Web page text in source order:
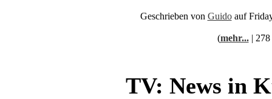
Geschrieben von Guidoauf
(mehr...| 278
TV: News in